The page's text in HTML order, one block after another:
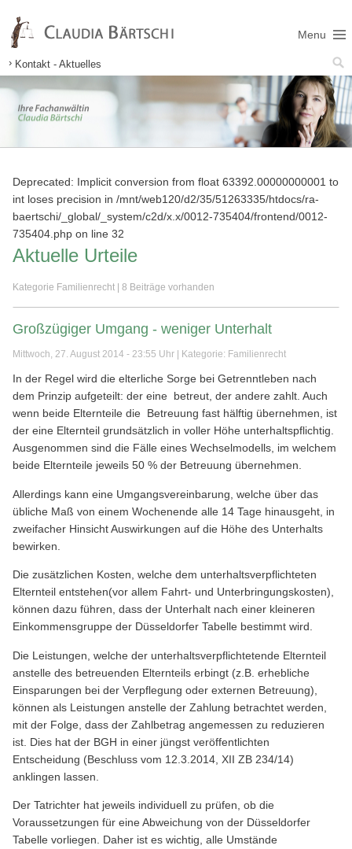
Menu
Rechtsanwältin Claudia Bärtschi
Über mich
Unterhalt
Wechselmodell
Aktuelle Urteile
Elternunterhalt
Grundsicherung Erwerbsminderung/Alter
Ansprüche gegen die Krankenkasse
Grad der Behinderung
Rente
Aktuelle Urteile
Kontakt - Aktuelles
Deprecated: Implicit conversion from float 63392.00000000001 to
int loses precision in /mnt/web120/d2/35/51263335/htdocs/ra-
baertschi/_global/_system/c2d/x.x/0012-735404/frontend/0012-
735404.php on line 32
Aktuelle Urteile
Kategorie Familienrecht | 8 Beiträge vorhanden
Großzügiger Umgang - weniger Unterhalt
Mittwoch, 27. August 2014 - 23:55 Uhr | Kategorie: Familienrecht
In der Regel wird die elterliche Sorge bei Getrenntleben nach
dem Prinzip aufgeteilt: der eine betreut, der andere zahlt. Auch
wenn beide Elternteile die Betreuung fast hälftig übernehmen, ist
der eine Elternteil grundsätzlich in voller Höhe unterhaltspflichtig.
Ausgenommen sind die Fälle eines Wechselmodells, im welchem
beide Elternteile jeweils 50 % der Betreuung übernehmen.
Allerdings kann eine Umgangsvereinbarung, welche über das
übliche Maß von einem Wochenende alle 14 Tage hinausgeht, in
zweifacher Hinsicht Auswirkungen auf die Höhe des Unterhalts
bewirken.
Die zusätzlichen Kosten, welche dem unterhaltsverpflichteten
Elternteil entstehen(vor allem Fahrt- und Unterbringungskosten),
können dazu führen, dass der Unterhalt nach einer kleineren
Einkommensgruppe der Düsseldorfer Tabelle bestimmt wird.
Die Leistungen, welche der unterhaltsverpflichtetende Elternteil
anstelle des betreuenden Elternteils erbingt (z.B. erhebliche
Einsparungen bei der Verpflegung oder externen Betreuung),
können als Leistungen anstelle der Zahlung betrachtet werden,
mit der Folge, dass der Zahlbetrag angemessen zu reduzieren
ist. Dies hat der BGH in einer jüngst veröffentlichten
Entscheidung (Beschluss vom 12.3.2014, XII ZB 234/14)
anklingen lassen.
Der Tatrichter hat jeweils individuell zu prüfen, ob die
Voraussetzungen für eine Abweichung von der Düsseldorfer
Tabelle vorliegen. Daher ist es wichtig, alle Umstände